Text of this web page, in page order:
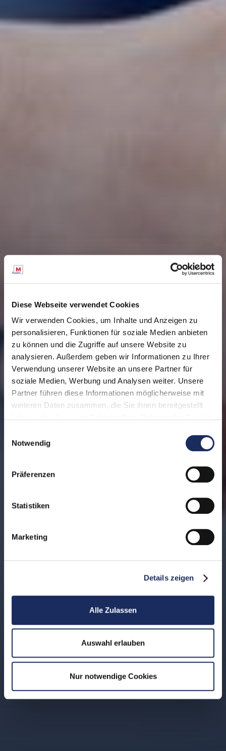
Diese Webseite verwendet Cookies
Wir verwenden Cookies, um Inhalte und Anzeigen zu
personalisieren, Funktionen für soziale Medien anbieten
zu können und die Zugriffe auf unsere Website zu
analysieren. Außerdem geben wir Informationen zu Ihrer
Verwendung unserer Website an unsere Partner für
soziale Medien, Werbung und Analysen weiter. Unsere
Partner führen diese Informationen möglicherweise mit
weiteren Daten zusammen, die Sie ihnen bereitgestellt
Sie unter:Datenschutz
Notwendig
Präferenzen
Statistiken
Marketing
Details zeigen
Alle Zulassen
Auswahl erlauben
Nur notwendige Cookies